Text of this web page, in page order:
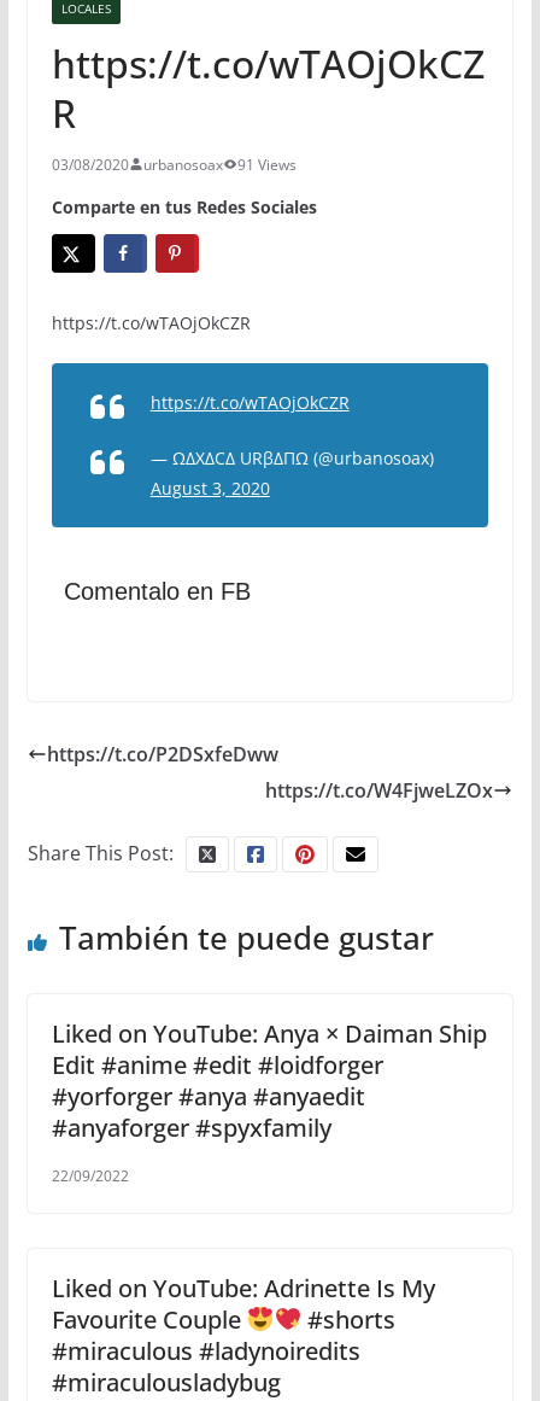
LOCALES
https://t.co/wTAOjOkCZ
R
03/08/2020 urbanosoax 91 Views
Comparte en tus Redes Sociales
https://t.co/wTAOjOkCZR
https://t.co/wTAOjOkCZR
— ΩΔXΔCΔ URβΔΠΩ (@urbanosoax)
August 3, 2020
Comentalo en FB
https://t.co/P2DSxfeDww
https://t.co/W4FjweLZOx
Share This Post:
También te puede gustar
Liked on YouTube: Anya × Daiman Ship
Edit #anime #edit #loidforger
#yorforger #anya #anyaedit
#anyaforger #spyxfamily
22/09/2022
Liked on YouTube: Adrinette Is My
Favourite Couple
#shorts
#miraculous #ladynoiredits
#miraculousladybug